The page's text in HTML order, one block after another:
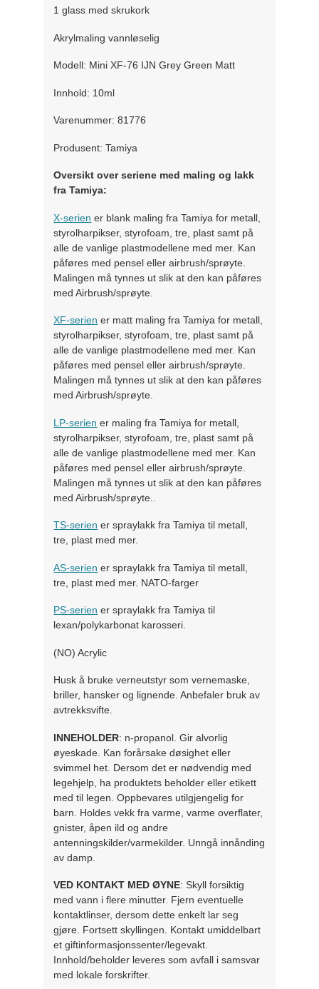
1 glass med skrukork
Akrylmaling vannløselig
Modell: Mini XF-76 IJN Grey Green Matt
Innhold: 10ml
Varenummer: 81776
Produsent: Tamiya
Oversikt over seriene med maling og lakk
fra Tamiya:
X-serien er blank maling fra Tamiya for metall,
styrolharpikser, styrofoam, tre, plast samt på
alle de vanlige plastmodellene med mer. Kan
påføres med pensel eller airbrush/sprøyte.
Malingen må tynnes ut slik at den kan påføres
med Airbrush/sprøyte.
XF-serien er matt maling fra Tamiya for metall,
styrolharpikser, styrofoam, tre, plast samt på
alle de vanlige plastmodellene med mer. Kan
påføres med pensel eller airbrush/sprøyte.
Malingen må tynnes ut slik at den kan påføres
med Airbrush/sprøyte.
LP-serien er maling fra Tamiya for metall,
styrolharpikser, styrofoam, tre, plast samt på
alle de vanlige plastmodellene med mer. Kan
påføres med pensel eller airbrush/sprøyte.
Malingen må tynnes ut slik at den kan påføres
med Airbrush/sprøyte..
TS-serien er spraylakk fra Tamiya til metall,
tre, plast med mer.
AS-serien er spraylakk fra Tamiya til metall,
tre, plast med mer. NATO-farger
PS-serien er spraylakk fra Tamiya til
lexan/polykarbonat karosseri.
(NO) Acrylic
Husk å bruke verneutstyr som vernemaske,
briller, hansker og lignende. Anbefaler bruk av
avtrekksvifte.
INNEHOLDER: n-propanol. Gir alvorlig
øyeskade. Kan forårsake døsighet eller
svimmel het. Dersom det er nødvendig med
legehjelp, ha produktets beholder eller etikett
med til legen. Oppbevares utilgjengelig for
barn. Holdes vekk fra varme, varme overflater,
gnister, åpen ild og andre
antenningskilder/varmekilder. Unngå innånding
av damp.
VED KONTAKT MED ØYNE: Skyll forsiktig
med vann i flere minutter. Fjern eventuelle
kontaktlinser, dersom dette enkelt lar seg
gjøre. Fortsett skyllingen. Kontakt umiddelbart
et giftinformasjonssenter/legevakt.
Innhold/beholder leveres som avfall i samsvar
med lokale forskrifter.